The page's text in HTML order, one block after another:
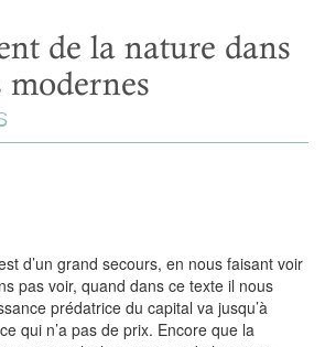
de la nature dans
modernes
d’un grand secours, en nous faisant voir
pas voir, quand dans ce texte il nous
prédatrice du capital va jusqu’à
qui n’a pas de prix. Encore que la